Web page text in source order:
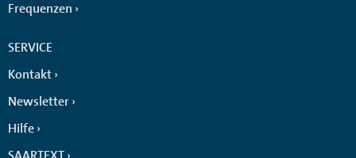
Frequenzen
SERVICE
Kontakt
Newsletter
Hilfe